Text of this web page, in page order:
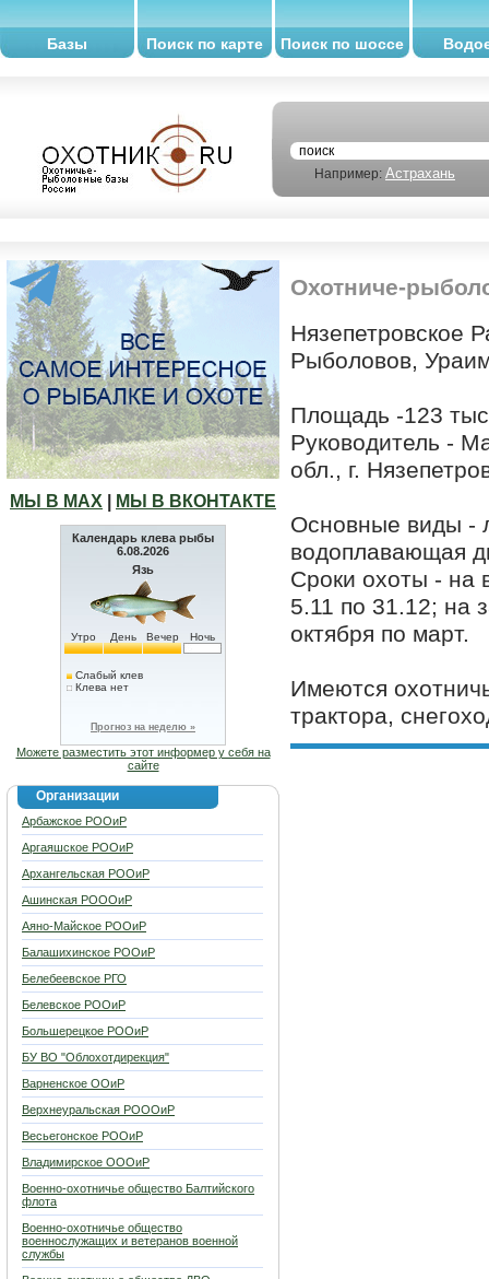
Базы Поиск по карте Поиск по шоссе
Например: Астрахань
МЫ В МАХ МЫ В ВКОНТАКТЕ
Календарь клева рыбы
6.08.2026
Язь
Утро День Вечер Ночь
Слабый клев
Клева нет
Прогноз на неделю »
Можете разместить этот информер у себя на
сайте
Организации
Арбажское РООиР
Аргаяшское РООиР
Архангельская РООиР
Ашинская РОООиР
Аяно-Майское РООиР
Балашихинское РООиР
Белебеевское РГО
Белевское РООиР
Большерецкое РООиР
БУ ВО "Облохотдирекция"
Варненское ООиР
Верхнеуральская РОООиР
Весьегонское РООиР
Владимирское ОООиР
Военно-охотничье общество Балтийского
флота
Военно-охотничье общество
военнослужащих и ветеранов военной
службы
Охотниче-
Нязепетровское
Рыболовов,
Площадь -123
Руководитель -
обл., г.
Основные виды -
водоплавающая
Сроки охоты - на
5.11 по 31.12; на
октября по март.
Имеются
трактора,